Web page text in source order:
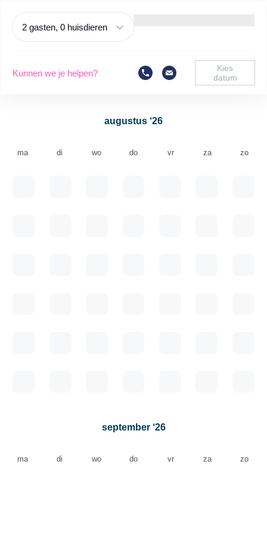
2 gasten, 0 huisdieren
Kunnen we je helpen?
Kies
datum
augustus ‘26
ma di wo do vr za zo
september ‘26
ma di wo do vr za zo